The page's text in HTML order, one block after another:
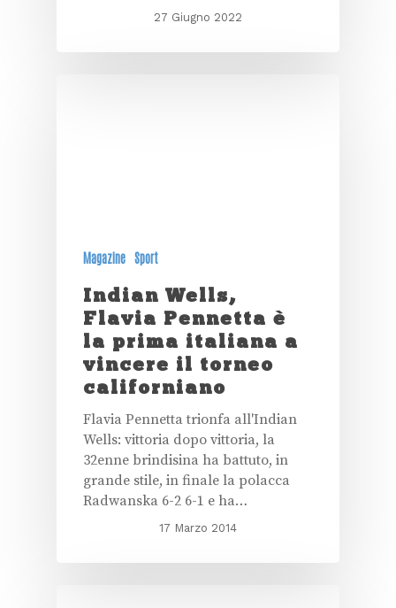
27 Giugno 2022
Magazine Sport
Indian Wells,
Flavia Pennetta è
la prima italiana a
vincere il torneo
californiano
Flavia Pennetta trionfa all'Indian
Wells: vittoria dopo vittoria, la
32enne brindisina ha battuto, in
grande stile, in finale la polacca
Radwanska 6-2 6-1 e ha…
17 Marzo 2014